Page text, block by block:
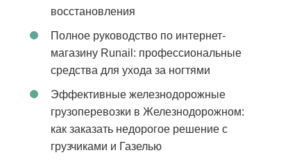
восстановления
Полное руководство по интернет-
магазину Runail: профессиональные
средства для ухода за ногтями
Эффективные железнодорожные
грузоперевозки в Железнодорожном:
как заказать недорогое решение с
грузчиками и Газелью